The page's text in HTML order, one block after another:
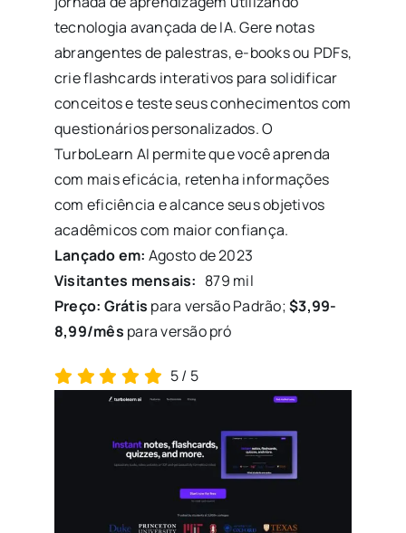
tecnologia avançada de IA. Gere notas
abrangentes de palestras, e-books ou PDFs,
crie flashcards interativos para solidificar
conceitos e teste seus conhecimentos com
questionários personalizados. O
TurboLearn AI permite que você aprenda
com mais eficácia, retenha informações
com eficiência e alcance seus objetivos
acadêmicos com maior confiança.
Lançado em: Agosto de 2023
Visitantes mensais: 879 mil
Preço: Grátis para versão Padrão;$3,99-
8,99/mês para versão pró
5/ 5